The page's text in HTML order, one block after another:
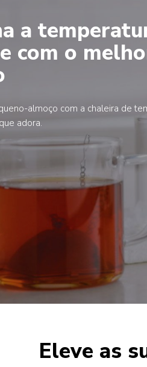
a
com o
almoço com a chaleira de
adora.
Eleve as